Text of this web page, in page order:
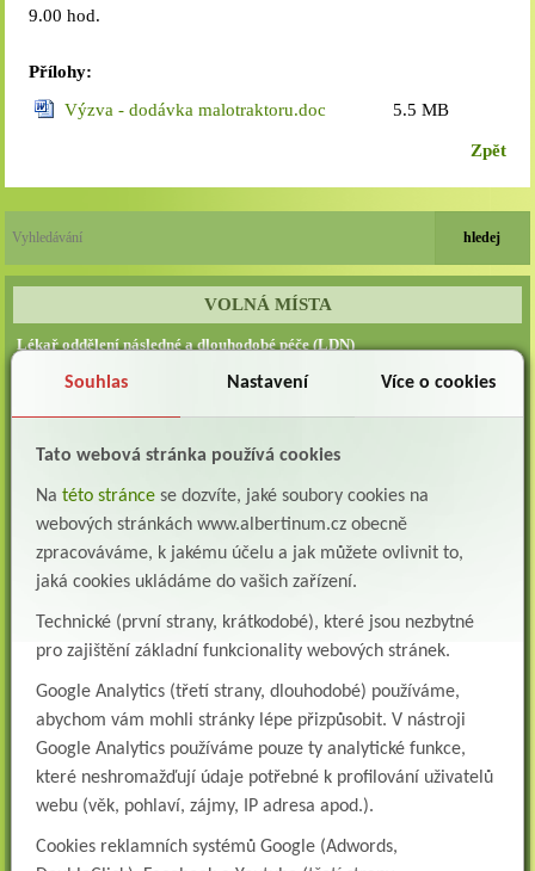
9.00 hod.
Přílohy:
Výzva - dodávka malotraktoru.doc
5.5 MB
Zpět
VOLNÁ MÍSTA
Lékař oddělení následné a dlouhodobé péče (LDN)
oddělení následné a dlouhodobé lůžkové...
Albertinum, odborný léčebný ústav, Žamberkpřijme do pracovního poměru: Lékaře na
Lékař oddělení pneumologie a ftizeologie (plicní oddělení)
Albertinum, odborný léčebný ústav, Žamberk přijme do pracovního poměru: Lékaře na
oddělení pneumologie a ftizeologie (pl...
Všeobecná/praktická sestra na LDN
lůžkové oddělení následné a dlouhodobé pé...
Všeobecná sestra na plicní oddělení
Albertinum, odborný léčebný ústav, přijme do pracovního poměru: VŠEOBECNÁ
SESTRA na oddělení pneumologie a ftizeologiePr...
Logoped/klinický logoped
Albertinum, OLÚ, Žamberk přijme
Souhlas Nastavení Více o cookies
Tato webová stránka používá cookies
Na této stránce se dozvíte, jaké soubory cookies na
webových stránkách www.albertinum.cz obecně
zpracováváme, k jakému účelu a jak můžete ovlivnit to,
jaká cookies ukládáme do vašich zařízení.
Technické (první strany, krátkodobé), které jsou nezbytné
pro zajištění základní funkcionality webových stránek.
Google Analytics (třetí strany, dlouhodobé) používáme,
abychom vám mohli stránky lépe přizpůsobit. V nástroji
Google Analytics používáme pouze ty analytické funkce,
které neshromažďují údaje potřebné k profilování uživatelů
webu (věk, pohlaví, zájmy, IP adresa apod.).
Cookies reklamních systémů Google (Adwords,